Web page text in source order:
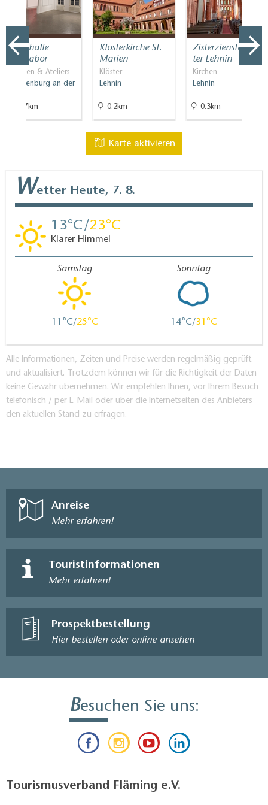
Klassische Duschtasse mit Stufe vorhanden
Weitere Angaben
Handläufe an allen Treppen
Betten mit Komforthöhe
Gepäckservice wird angeboten (das Gepäck wird ins
Zimmer gebracht.)
Kunsthalle
Brennabor
Galerien & Ateliers
Brandenburg an der
21.7km
Klosterkirche St.
Marien
Klöster
Lehnin
0.2km
Zisterziensterklos
ter Lehnin
Kirchen
Lehnin
0.3km
Karte aktivieren
Wetter Heute, 7. 8.
13 23
Klarer Himmel
Samstag
11 25
Sonntag
14 31
Alle Informationen, Zeiten und Preise werden regelmäßig geprüft
und aktualisiert. Trotzdem können wir für die Richtigkeit der Daten
keine Gewähr übernehmen. Wir empfehlen Ihnen, vor Ihrem Besuch
telefonisch / per E-Mail oder über die Internetseiten des Anbieters
den aktuellen Stand zu erfragen.
Anreise
Mehr erfahren!
Touristinformationen
Mehr erfahren!
Prospektbestellung
Hier bestellen oder online ansehen
Besuchen Sie uns:
Tourismusverband Fläming e.V.